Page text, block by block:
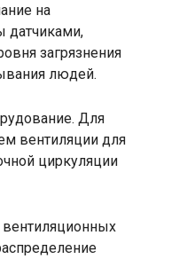
на
датчиками,
загрязнения
людей.
Для
вентиляции для
циркуляции